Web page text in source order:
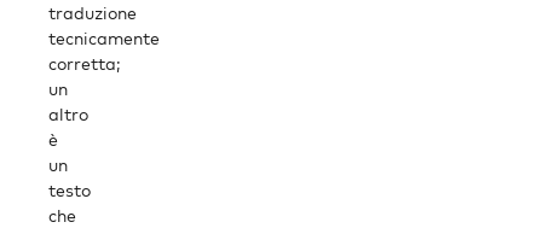
traduzione
tecnicamente
corretta;
un
altro
è
un
testo
che